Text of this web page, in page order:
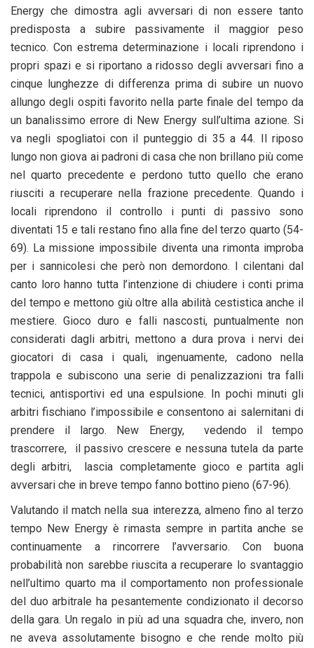
Energy che dimostra agli avversari di non essere tanto
predisposta a subire passivamente il maggior peso
tecnico. Con estrema determinazione i locali riprendono i
propri spazi e si riportano a ridosso degli avversari fino a
cinque lunghezze di differenza prima di subire un nuovo
allungo degli ospiti favorito nella parte finale del tempo da
un banalissimo errore di New Energy sull’ultima azione. Si
va negli spogliatoi con il punteggio di 35 a 44. Il riposo
lungo non giova ai padroni di casa che non brillano più come
nel quarto precedente e perdono tutto quello che erano
riusciti a recuperare nella frazione precedente. Quando i
locali riprendono il controllo i punti di passivo sono
diventati 15 e tali restano fino alla fine del terzo quarto (54-
69). La missione impossibile diventa una rimonta improba
per i sannicolesi che però non demordono. I cilentani dal
canto loro hanno tutta l’intenzione di chiudere i conti prima
del tempo e mettono giù oltre alla abilità cestistica anche il
mestiere. Gioco duro e falli nascosti, puntualmente non
considerati dagli arbitri, mettono a dura prova i nervi dei
giocatori di casa i quali, ingenuamente, cadono nella
trappola e subiscono una serie di penalizzazioni tra falli
tecnici, antisportivi ed una espulsione. In pochi minuti gli
arbitri fischiano l’impossibile e consentono ai salernitani di
prendere il largo. New Energy, vedendo il tempo
trascorrere, il passivo crescere e nessuna tutela da parte
degli arbitri, lascia completamente gioco e partita agli
avversari che in breve tempo fanno bottino pieno (67-96).
Valutando il match nella sua interezza, almeno fino al terzo
tempo New Energy è rimasta sempre in partita anche se
continuamente a rincorrere l’avversario. Con buona
probabilità non sarebbe riuscita a recuperare lo svantaggio
nell’ultimo quarto ma il comportamento non professionale
del duo arbitrale ha pesantemente condizionato il decorso
della gara. Un regalo in più ad una squadra che, invero, non
ne aveva assolutamente bisogno e che rende molto più